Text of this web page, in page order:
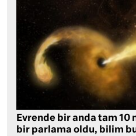
Evrende bir anda tam
bir parlama oldu, bilim bu